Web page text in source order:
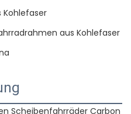
Kohlefaser
aus Kohlefaser